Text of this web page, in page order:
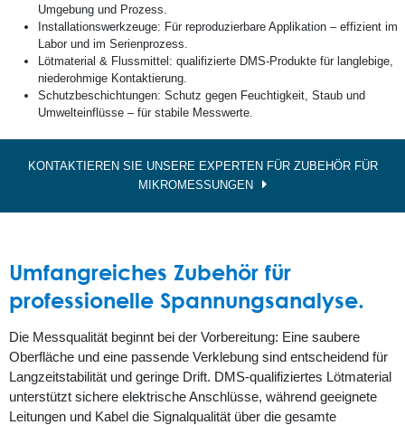
Umgebung und Prozess.
Installationswerkzeuge: Für reproduzierbare Applikation – effizient im
Labor und im Serienprozess.
Lötmaterial & Flussmittel: qualifizierte DMS-Produkte für langlebige,
niederohmige Kontaktierung.
Schutzbeschichtungen: Schutz gegen Feuchtigkeit, Staub und
Umwelteinflüsse – für stabile Messwerte.
KONTAKTIEREN SIE UNSERE EXPERTEN FÜR ZUBEHÖR FÜR
MIKROMESSUNGEN
Umfangreiches Zubehör für
professionelle Spannungsanalyse.
Die Messqualität beginnt bei der Vorbereitung: Eine saubere
Oberfläche und eine passende Verklebung sind entscheidend für
Langzeitstabilität und geringe Drift. DMS-qualifiziertes Lötmaterial
unterstützt sichere elektrische Anschlüsse, während geeignete
Leitungen und Kabel die Signalqualität über die gesamte